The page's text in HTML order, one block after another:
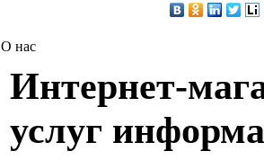
О нас
Интернет-
услуг